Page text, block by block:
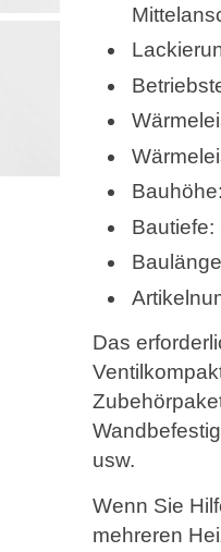
Bautiefe:
Das
usw.
Wenn Sie
mehreren